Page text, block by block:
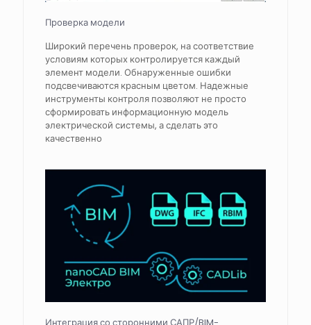
Проверка модели
Широкий перечень проверок, на соответствие
условиям которых контролируется каждый
элемент модели. Обнаруженные ошибки
подсвечиваются красным цветом. Надежные
инструменты контроля позволяют не просто
сформировать информационную модель
электрической системы, а сделать это
качественно